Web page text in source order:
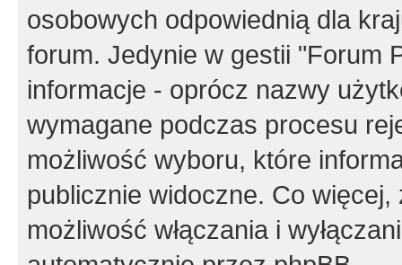
osobowych odpowiednią dla
forum. Jedynie w gestii "Forum
informacje - oprócz nazwy
wymagane podczas procesu
możliwość wyboru, które
publicznie widoczne. Co
możliwość włączania i